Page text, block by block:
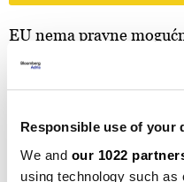
Responsible use of your
We and our 1022
using technology such
EU nema pravne
a, matematički je
narasti u kratkom roku.
Jedna mogućnost je